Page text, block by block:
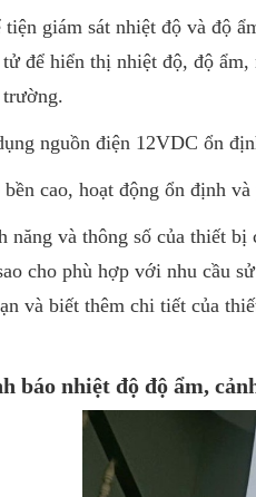
tiện giám sát nhiệt độ và độ
để hiển thị nhiệt độ, độ
nguồn điện 12VDC ổn
cao, hoạt động ổn định
năng và thông số của thiết
cho phù hợp với nhu cầu
và biết thêm chi tiết của
báo nhiệt độ độ ẩm,